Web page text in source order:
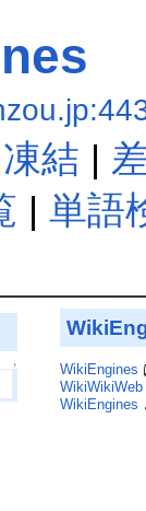
凍結 |
| 単語
↑ WikiEngines
WikiWikiWeb
WikiEngines